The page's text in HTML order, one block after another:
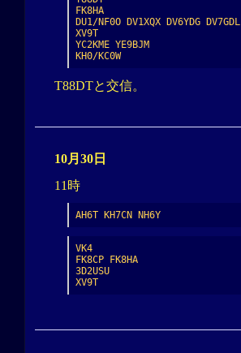
FK8HA
DU1/NF0O DV1XQX DV6YDG DV7GDL
XV9T
YC2KME YE9BJM
KH0/KC0W
T88DTと交信。
10月30日
11時
AH6T KH7CN NH6Y
VK4
FK8CP FK8HA
3D2USU
XV9T